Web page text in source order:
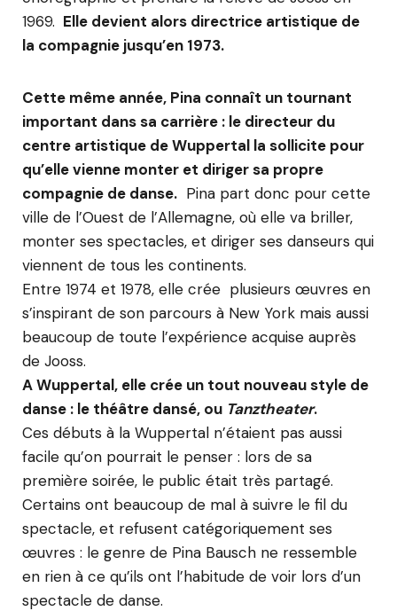
1969. Elle devient alors directrice artistique de
la compagnie jusqu’en 1973.
Cette même année, Pina connaît un tournant
important dans sa carrière : le directeur du
centre artistique de Wuppertal la sollicite pour
qu’elle vienne monter et diriger sa propre
compagnie de danse. Pina part donc pour cette
ville de l’Ouest de l’Allemagne, où elle va briller,
monter ses spectacles, et diriger ses danseurs qui
viennent de tous les continents.
Entre 1974 et 1978, elle crée plusieurs œuvres en
s’inspirant de son parcours à New York mais aussi
beaucoup de toute l’expérience acquise auprès
de Jooss.
A Wuppertal, elle crée un tout nouveau style de
danse : le théâtre dansé, ou Tanztheater.
Ces débuts à la Wuppertal n’étaient pas aussi
facile qu’on pourrait le penser : lors de sa
première soirée, le public était très partagé.
Certains ont beaucoup de mal à suivre le fil du
spectacle, et refusent catégoriquement ses
œuvres : le genre de Pina Bausch ne ressemble
en rien à ce qu’ils ont l’habitude de voir lors d’un
spectacle de danse.